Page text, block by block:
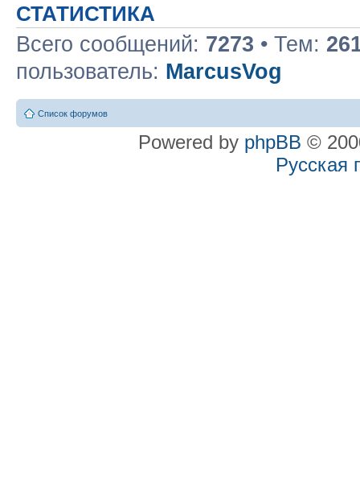
СТАТИСТИКА
Всего сообщений: 7273 • Тем:
пользователь: MarcusVog
Список форумов
Powered by phpBB ©
Русская